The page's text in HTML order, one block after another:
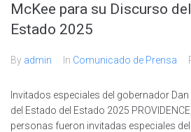
McKee para su Discurso
Estado 2025
By admin In Comunicado de Prensa
Invitados especiales del gobernador
del Estado del Estado 2025
personas fueron invitadas especiales